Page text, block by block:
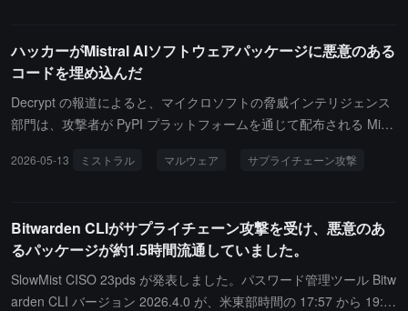
mサプライチェーン攻撃に起因しています。Grafana Labsは5月11
日に悪意のある活動を検出し、緊急対応を開始しましたが、1つの
資格情報を見逃したために攻撃者がアクセス権を得てしまいまし
た。5月16日に身代金要求を受けた後、会社は身代金を支払わない
強化し、5月11日以降のすべてのコミットを監査し、GitHubのセキ
ません。OpenAIは、コアサービスが直接的な損害を受けていない
ものの、ローカル環境の安全を確保するために、公式アプリケーシ
ョンを使用しているmacOSユーザーは2026年6月12日までにソフ
トウェアの更新を完了する必要があると指摘しています。
ハッカーがMistral AIソフトウェアパッケージに悪意のある
コードを埋め込んだ
Decrypt の報道によると、マイクロソフトの脅威インテリジェンス
部門は、攻撃者が PyPI プラットフォームを通じて配布される Mistr
を明らかにしました。この悪意のあるコードは、開発者が Linux シ
実行します。このファイル名は、広く使用されている Hugging Fac
e Transformers ライブラリを模倣して視覚的に混乱させるように意
図されています。マイクロソフトは、この悪意のあるソフトウェア
が主に開発者のログイン資格情報とアクセストークンを盗むことを
2026-05-13 ミストラル マルウェア サプライチェーン攻撃
Bitwarden CLIがサプライチェーン攻撃を受け、悪意のあ
るパッケージが約1.5時間流通していました。
SlowMist CISO 23pds が発表しました。パスワード管理ツール Bitw
arden CLI バージョン 2026.4.0 が、米東部時間の 17:57 から 19:3